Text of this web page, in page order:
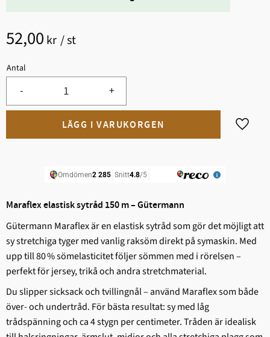
52,00 kr /st
Antal
+
-
Lägg
Maraflex elastisk sytråd 150 m – Gütermann
Gütermann Maraflex är en elastisk sytråd som gör det möjligt att
sy stretchiga tyger med vanlig raksöm direkt på symaskin. Med
upp till 80 % sömelasticitet följer sömmen med i rörelsen –
perfekt för jersey, trikå och andra stretchmaterial.
Du slipper sicksack och tvillingnål – använd Maraflex som både
över- och undertråd. För bästa resultat: sy med låg
trådspänning och ca 4 stygn per centimeter. Tråden är idealisk